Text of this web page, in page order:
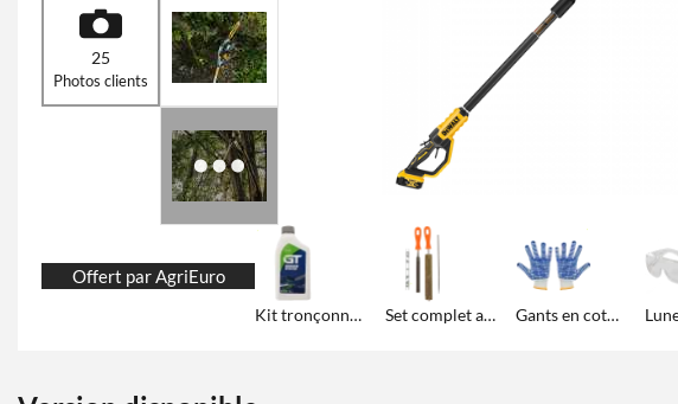
25
Photos clients
Offert par AgriEuro
Kit tronçonneuse Set complet affûtage chaîne Gants en coton avec rainures en caoutchouc